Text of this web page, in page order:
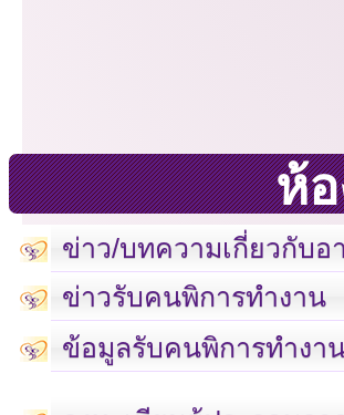
ห้
ข่าว/บทความเกี่ยวกับอ
ข่าวรับคนพิการทำงาน
ข้อมูลรับคนพิการทำงา